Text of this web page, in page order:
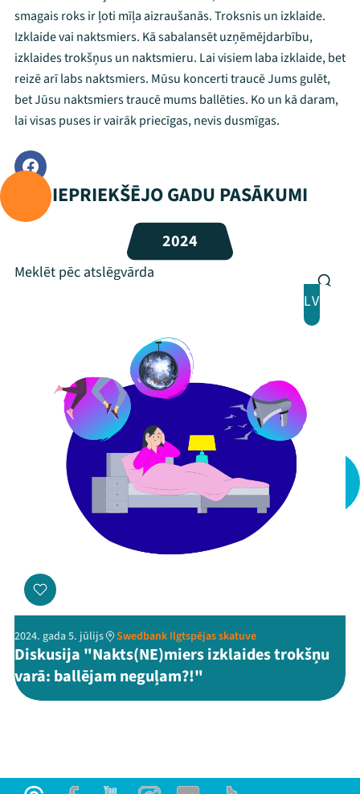
Mana programma
Programma
Arhīvs
Viņi bija LAMPĀ 2026
Ziedo
Veikals
smagais roks ir ļoti mīļa aizraušanās. Troksnis un izklaide.
Izklaide vai naktsmiers. Kā sabalansēt uzņēmējdarbību,
izklaides trokšņus un naktsmieru. Lai visiem laba izklaide, bet
reizē arī labs naktsmiers. Mūsu koncerti traucē Jums gulēt,
bet Jūsu naktsmiers traucē mums ballēties. Ko un kā daram,
lai visas puses ir vairāk priecīgas, nevis dusmīgas.
IEPRIEKŠĒJO GADU PASĀKUMI
2024
LV
2024. gada 5. jūlijs Swedbank Ilgtspējas skatuve
Diskusija "Nakts(NE)miers izklaides trokšņu
varā: ballējam neguļam?!"